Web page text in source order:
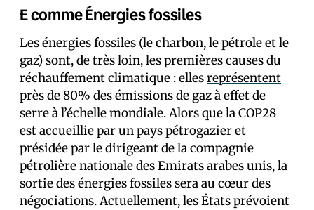
E comme Énergies fossiles
Les énergies fossiles (le charbon, le pétrole et le
gaz) sont, de très loin, les premières causes du
réchauffement climatique : ellesreprésentent
près de 80% des émissions de gaz à effet de
serre à l’échelle mondiale. Alors que la COP28
est accueillie par un pays pétrogazier et
présidée par le dirigeant de la compagnie
pétrolière nationale des Emirats arabes unis, la
sortie des énergies fossiles sera au cœur des
négociations. Actuellement, les États prévoient